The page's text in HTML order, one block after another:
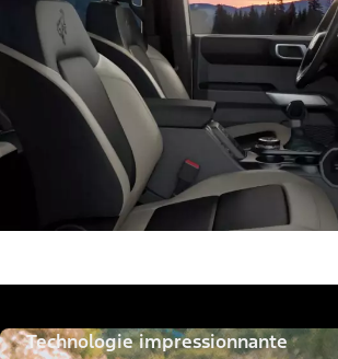
Technologie impressionnante